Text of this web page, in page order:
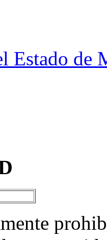
Estado de